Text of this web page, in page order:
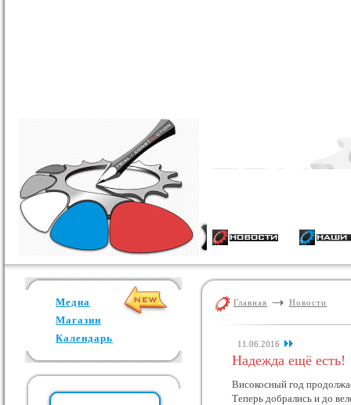
Медиа
Магазин
Календарь
Главная Новости
11.06.2016
Надежда ещё есть!
Високосный год
Теперь добрались и до